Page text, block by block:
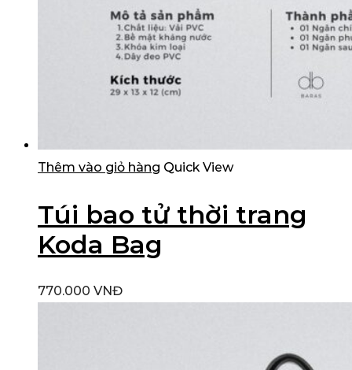
Thêm vào giỏ hàng Quick View
Túi bao tử thời trang
Koda Bag
770.000 VNĐ